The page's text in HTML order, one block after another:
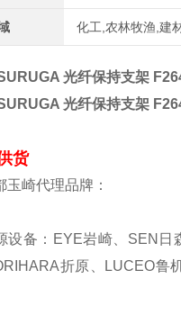
化工,农林牧渔,建
光纤保持支架
光纤保持支架
货
玉崎代理品牌：
设备：EYE岩崎、SEN日
折原、LUCEO鲁